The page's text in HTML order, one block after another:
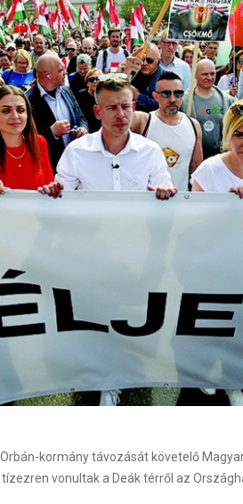
kormány távozását követelő
vonultak a Deák térről az